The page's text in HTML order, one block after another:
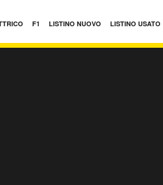
F1 LISTINO NUOVO LISTINO USATO